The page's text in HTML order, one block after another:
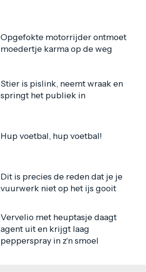
Opgefokte motorrijder ontmoet
moedertje karma op de weg
Stier is pislink, neemt wraak en
springt het publiek in
Hup voetbal, hup voetbal!
Dit is precies de reden dat je je
vuurwerk niet op het ijs gooit
Vervelio met heuptasje daagt
agent uit en krijgt laag
pepperspray in z'n smoel